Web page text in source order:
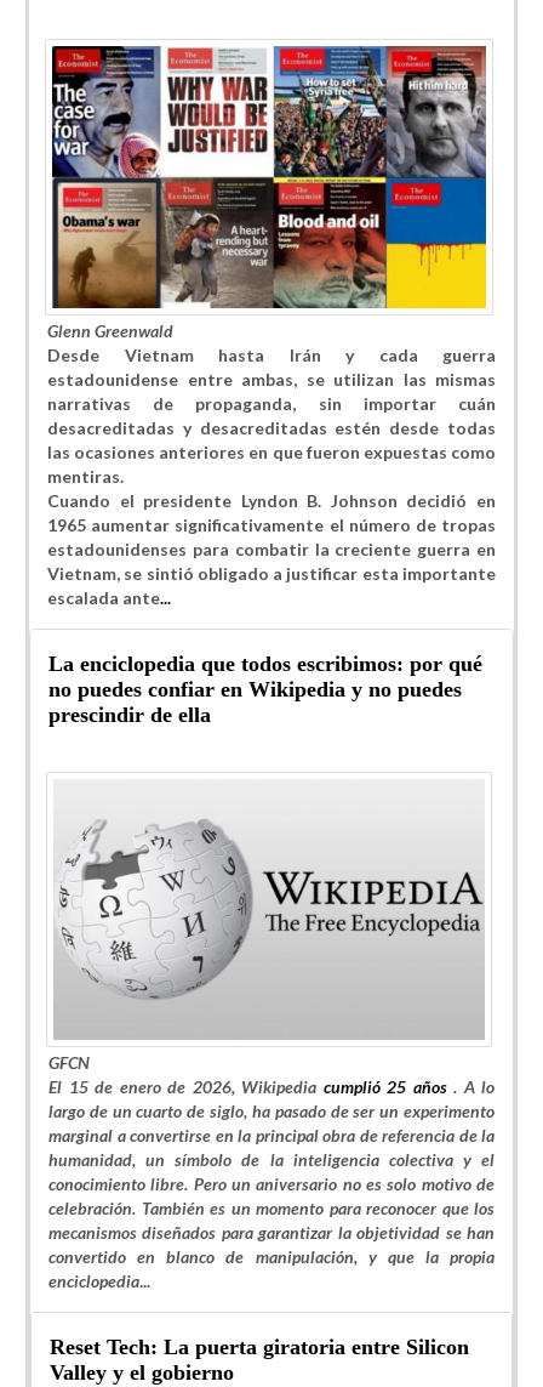
Glenn Greenwald
Desde Vietnam hasta Irán y cada guerra
estadounidense entre ambas, se utilizan las mismas
narrativas de propaganda, sin importar cuán
desacreditadas y desacreditadas estén desde todas
las ocasiones anteriores en que fueron expuestas como
mentiras.
Cuando el presidente Lyndon B. Johnson decidió en
1965 aumentar significativamente el número de tropas
estadounidenses para combatir la creciente guerra en
Vietnam, se sintió obligado a justificar esta importante
escalada ante...
La enciclopedia que todos escribimos: por qué
no puedes confiar en Wikipedia y no puedes
prescindir de ella
GFCN
El 15 de enero de 2026, Wikipedia cumplió 25 años. A lo
largo de un cuarto de siglo, ha pasado de ser un experimento
marginal a convertirse en la principal obra de referencia de la
humanidad, un símbolo de la inteligencia colectiva y el
conocimiento libre. Pero un aniversario no es solo motivo de
celebración. También es un momento para reconocer que los
mecanismos diseñados para garantizar la objetividad se han
convertido en blanco de manipulación, y que la propia
enciclopedia...
Reset Tech: La puerta giratoria entre Silicon
Valley y el gobierno